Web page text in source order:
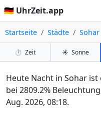
🇩🇪 UhrZeit.app
Startseite Städte Sohar
⏱️ Zeit ☀️ Sonne
Heute Nacht in Sohar
bei 2809.2%
Aug. 2026, 08:18.